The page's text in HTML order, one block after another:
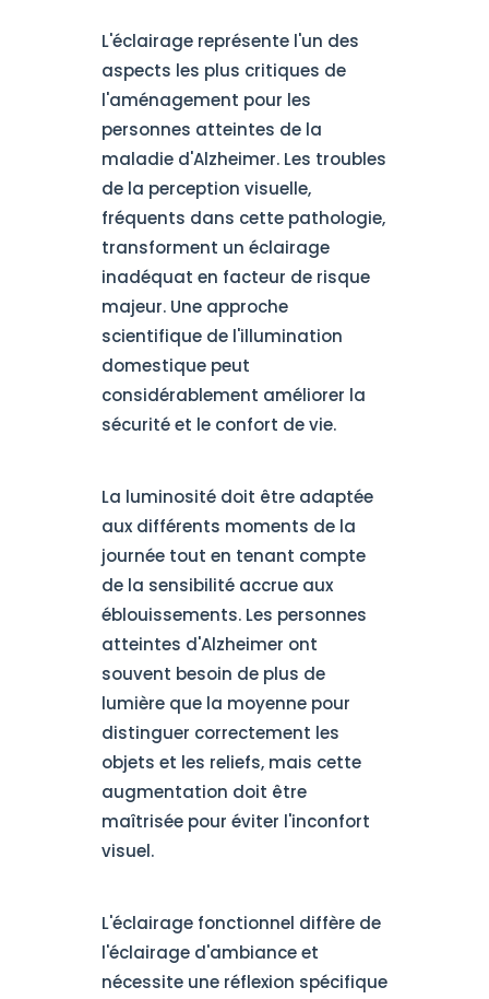
L'éclairage représente l'un des
aspects les plus critiques de
l'aménagement pour les
personnes atteintes de la
maladie d'Alzheimer. Les troubles
de la perception visuelle,
fréquents dans cette pathologie,
transforment un éclairage
inadéquat en facteur de risque
majeur. Une approche
scientifique de l'illumination
domestique peut
considérablement améliorer la
sécurité et le confort de vie.
La luminosité doit être adaptée
aux différents moments de la
journée tout en tenant compte
de la sensibilité accrue aux
éblouissements. Les personnes
atteintes d'Alzheimer ont
souvent besoin de plus de
lumière que la moyenne pour
distinguer correctement les
objets et les reliefs, mais cette
augmentation doit être
maîtrisée pour éviter l'inconfort
visuel.
L'éclairage fonctionnel diffère de
l'éclairage d'ambiance et
nécessite une réflexion spécifique